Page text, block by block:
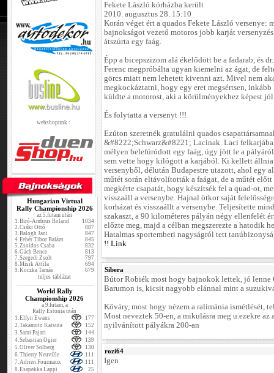
webshopunk :
Hungarian Virtual
Rally Championship 2026
az 5.futam után
1.Biró-Ambrus Roland
1034
2.Csáki Ottó
887
3.Balogh Jani
847
4.Fehér Tibor Balázs
845
5.Zsoldos Csaba
832
6.Gách Bence
813
7.Szegedi Zsolt
797
8.Misik Attila
694
9.Koczka Tamás 679
teljes táblázat
World Rally
Championship 2026
a 9.futam, a
Rally Estonia után
1.Elfyn Ewans
177
2.Takamoto Katsuta
152
3.Sami Pajari
144
4.Sebastian Ogier
139
5.Oliver Solberg
130
6.Thierry Neuville
111
7.Adrien Fourmaux
111
8.Esapekka Lappi
25
Fekete László kórházba került
2010. augusztus 28. 15:10
Korán véget ért a quados Fekete László versenye:
bajnokságot vezető motoros jobb karját
átszúrta egy faág.
Épp a bicepszizom alá ékelődött be a fadarab, és
Ferenc megpróbálta ugyan kiemelni az ágat, de
görcs miatt nem lehetett kivenni azt. Mivel nem
megkockáztatni, hogy egy eret megsértsen, inkább
küldte a motorost, aki a körülményekhez képest
És folytatta a versenyt !!!
Ezúton szeretnék gratulálni quados
&#8222;Schwarz&#8221; Lacinak. Laci felkarjába
mélyen belefúródott egy faág, úgy jött le a
sem vette hogy kilógott a karjából. Ki kellett állnia
versenyből, délután Budapestre utazott, ahol egy
műtét során eltávolították a faágat, de a műtét előtt
megkérte csapatát, hogy készítsék fel a quad-ot,
visszaáll a versenybe. Hajnal ötkor saját
korházat és visszaállt a versenybe. Teljesítette
szakaszt, a 90 kilométeres pályán négy ellenfelét
előzte meg, majd a célban megszerezte a hatodik
Hatalmas sportemberi nagyságról tett
!! Link
Sibera
Bútor Robiék most hogy bajnokok lettek, jó
Barumon is, kicsit nagyobb elánnal mint a
Kőváry, most hogy nézem a ralimánia ismétlését,
Most neveztek 50-en, a mikulásra meg u.ezekre
nyilvánított pályákra 200-an
rozi64
Igen